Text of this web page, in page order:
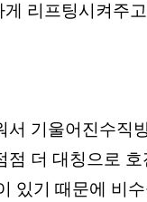
리프팅시켜주
기울어진수직
더 대칭으로
있기 때문에 비